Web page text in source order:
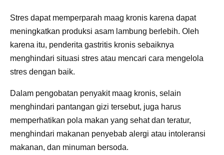
Stres dapat memperparah maag kronis karena dapat
meningkatkan produksi asam lambung berlebih. Oleh
karena itu, penderita gastritis kronis sebaiknya
menghindari situasi stres atau mencari cara mengelola
stres dengan baik.
Dalam pengobatan penyakit maag kronis, selain
menghindari pantangan gizi tersebut, juga harus
memperhatikan pola makan yang sehat dan teratur,
menghindari makanan penyebab alergi atau intoleransi
makanan, dan minuman bersoda.